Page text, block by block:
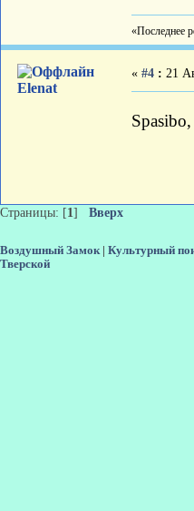
«Последнее
Elenat
« #4 : 21
Страницы: [1] Вверх
Воздушный Замок| Культурный
Тверской